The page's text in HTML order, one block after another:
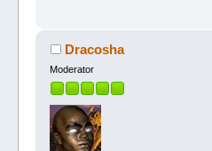
Dracosha
Moderator